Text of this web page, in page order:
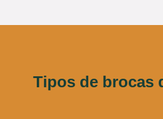
Tipos de brocas